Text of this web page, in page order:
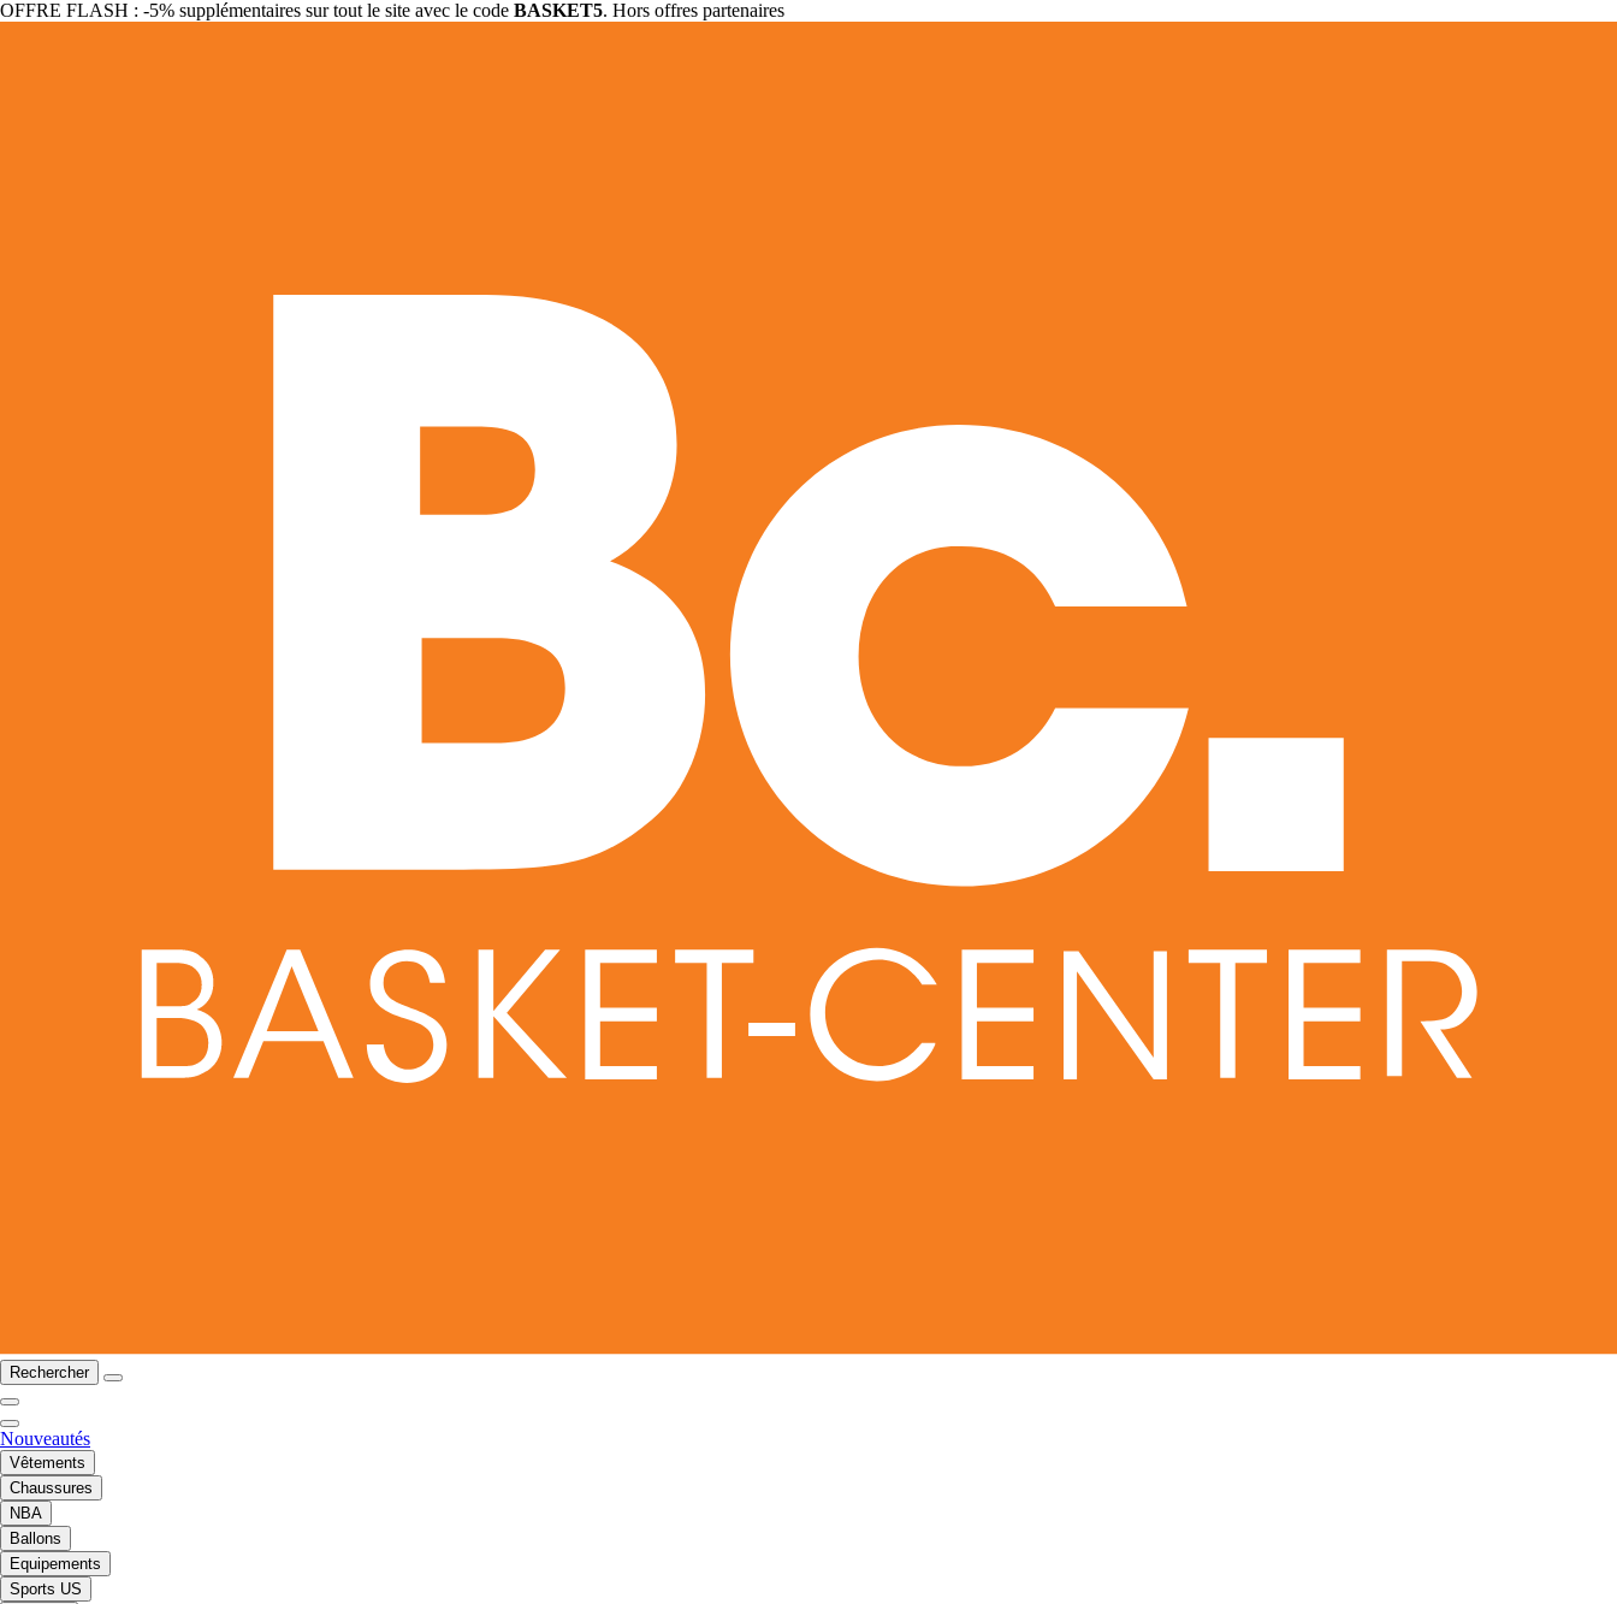
OFFRE FLASH : -5% supplémentaires sur tout le site avec le code BASKET5. Hors offres partenaires
Rechercher
Nouveautés
Vêtements
Chaussures
NBA
Ballons
Equipements
Sports US